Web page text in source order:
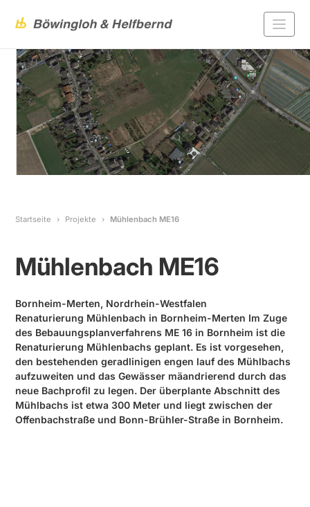
Startseite Projekte Mühlenbach ME16
Mühlenbach ME16
Bornheim-Merten, Nordrhein-Westfalen
Renaturierung Mühlenbach in Bornheim-Merten Im Zuge
des Bebauungsplanverfahrens ME 16 in Bornheim ist die
Renaturierung Mühlenbachs geplant. Es ist vorgesehen,
den bestehenden geradlinigen engen lauf des Mühlbachs
aufzuweiten und das Gewässer mäandrierend durch das
neue Bachprofil zu legen. Der überplante Abschnitt des
Mühlbachs ist etwa 300 Meter und liegt zwischen der
Offenbachstraße und Bonn-Brühler-Straße in Bornheim.